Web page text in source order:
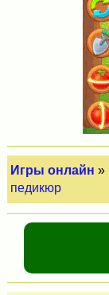
Игры онлайн »
педикюр